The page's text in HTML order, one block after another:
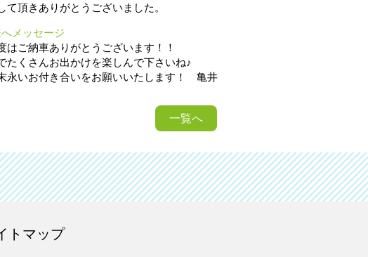
て頂きありがとうございました。
メッセージ
はご納車ありがとうございます！！
たくさんお出かけを楽しんで下さいね♪
永いお付き合いをお願いいたします！ 亀井
一覧へ
トマップ